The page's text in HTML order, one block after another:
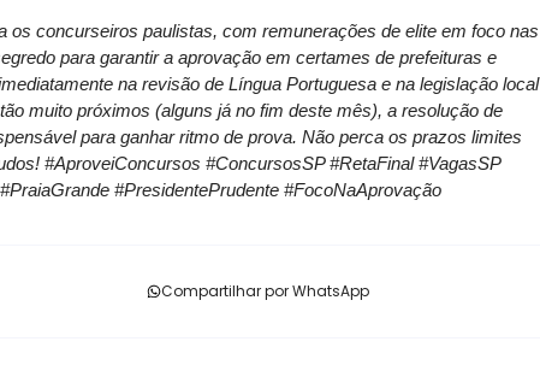
os concurseiros paulistas, com remunerações de elite em foco nas
para garantir a aprovação em certames de prefeituras e
na revisão de Língua Portuguesa e na legislação local
muito próximos (alguns já no fim deste mês), a resolução de
para ganhar ritmo de prova. Não perca os prazos limites
#AproveiConcursos #ConcursosSP #RetaFinal #VagasSP
#PresidentePrudente #FocoNaAprovação
Compartilhar por WhatsApp